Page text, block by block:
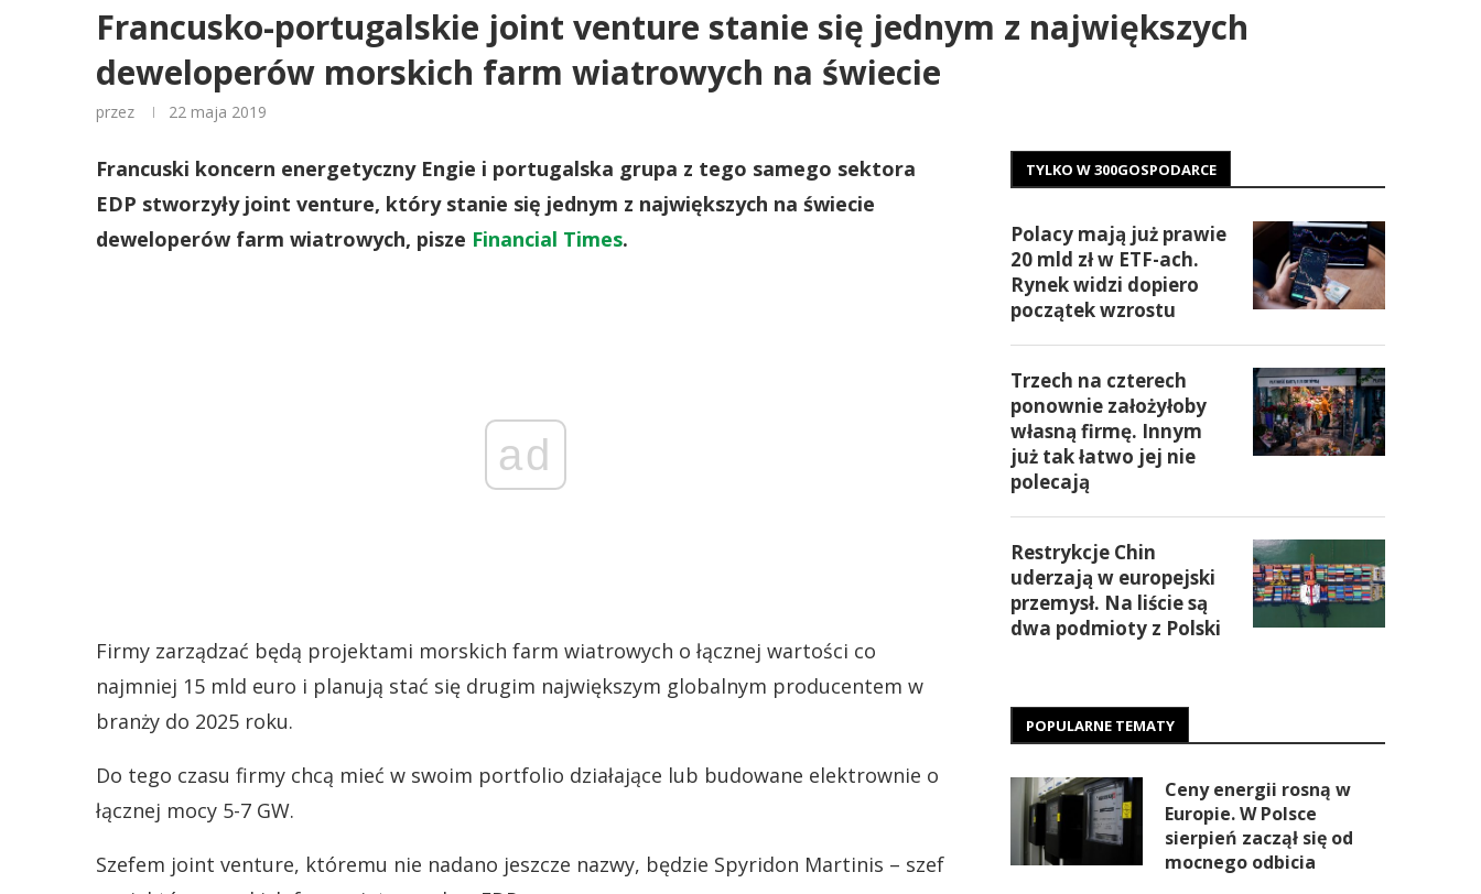
Francusko-portugalskie joint venture stanie się jednym z największych
deweloperów morskich farm wiatrowych na świecie
przez 22 maja 2019
Francuski koncern energetyczny Engie i portugalska grupa z tego samego sektora
EDP stworzyły joint venture, który stanie się jednym z największych na świecie
deweloperów farm wiatrowych, pisze Financial Times.
ad
Firmy zarządzać będą projektami morskich farm wiatrowych o łącznej wartości co
najmniej 15 mld euro i planują stać się drugim największym globalnym producentem w
branży do 2025 roku.
Do tego czasu firmy chcą mieć w swoim portfolio działające lub budowane elektrownie o
łącznej mocy 5-7 GW.
Szefem joint venture, któremu nie nadano jeszcze nazwy, będzie Spyridon Martinis – szef
TYLKO W 300GOSPODARCE
Polacy mają już prawie
20 mld zł w ETF-ach.
Rynek widzi dopiero
początek wzrostu
Trzech na czterech
ponownie założyłoby
własną firmę. Innym
już tak łatwo jej nie
polecają
Restrykcje Chin
uderzają w europejski
przemysł. Na liście są
dwa podmioty z Polski
POPULARNE TEMATY
Ceny energii rosną w
Europie. W Polsce
sierpień zaczął się od
mocnego odbicia